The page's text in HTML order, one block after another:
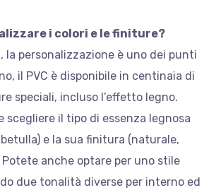
i colori e le finiture?
la personalizzazione è uno dei punti
il PVC è disponibile in centinaia di
speciali, incluso l’effetto legno.
scegliere il tipo di essenza legnosa
e la sua finitura (naturale,
anche optare per uno stile
due tonalità diverse per interno ed